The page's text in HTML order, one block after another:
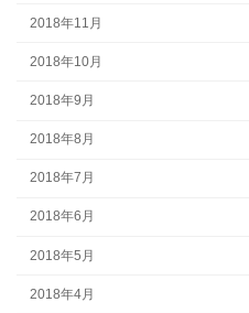
2018年11月
2018年10月
2018年9月
2018年8月
2018年7月
2018年6月
2018年5月
2018年4月